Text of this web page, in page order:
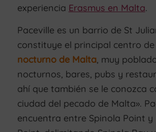
experiencia Erasmus en Malta.
Paceville es un barrio de St
constituye el principal centro de
nocturno de Malta, muy
nocturnos, bares, pubs y
ahí que también se le conozca
ciudad del pecado de Malta».
encuentra entre Spinola Point